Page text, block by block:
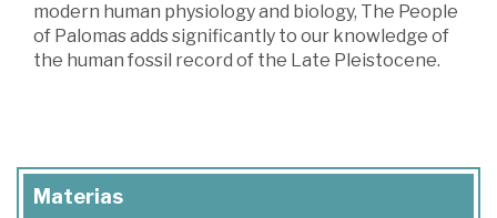
modern human physiology and biology, The People
of Palomas adds significantly to our knowledge of
the human fossil record of the Late Pleistocene.
Materias